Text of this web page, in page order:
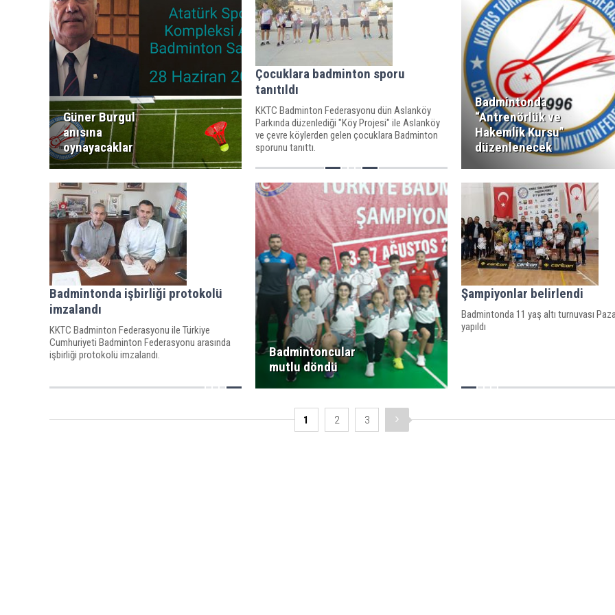
Güner Burgul
anısına
oynayacaklar
Çocuklara badminton sporu
tanıtıldı
KKTC Badminton Federasyonu dün Aslanköy
Parkında düzenlediği "Köy Projesi" ile Aslanköy
ve çevre köylerden gelen çocuklara Badminton
sporunu tanıttı.
Badmintonda
“Antrenörlük ve
Hakemlik Kursu”
düzenlenecek
Badmintonda işbirliği protokolü
imzalandı
KKTC Badminton Federasyonu ile Türkiye
Cumhuriyeti Badminton Federasyonu arasında
işbirliği protokolü imzalandı.
Badmintoncular
mutlu döndü
Şampiyonlar belirlendi
Badmintonda 11 yaş altı turnuvası
yapıldı
1 2 3